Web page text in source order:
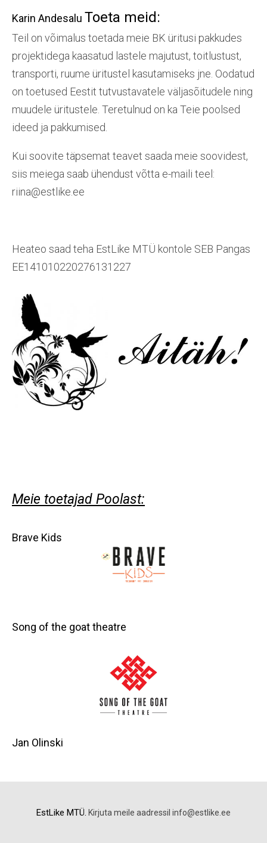
Karin Andesalu Toeta meid:
Teil on võimalus toetada meie BK üritusi pakkudes
projektidega kaasatud lastele majutust, toitlustust,
transporti, ruume üritustel kasutamiseks jne. Oodatud
on toetused Eestit tutvustavatele väljasõitudele ning
muudele üritustele. Teretulnud on ka Teie poolsed
ideed ja pakkumised.
Kui soovite täpsemat teavet saada meie soovidest,
siis meiega saab ühendust võtta e-maili teel:
riina@estlike.ee
Heateo saad teha EstLike MTÜ kontole SEB Pangas
EE141010220276131227
Meie toetajad Poolast:
Brave Kids
Song of the goat theatre
Jan Olinski
EstLike MTÜ. Kirjuta meile aadressil info@estlike.ee